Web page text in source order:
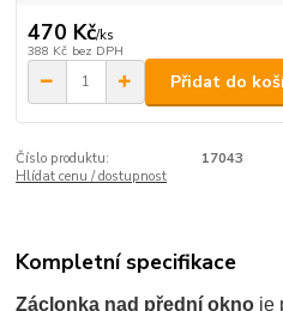
470 Kč/ks
388 Kč bez DPH
Přidat do
Číslo produktu:
17043
Hlídat cenu / dostupnost
Kompletní specifikace
Záclonka nad přední okno je